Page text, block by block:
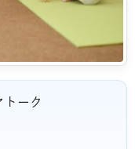
ーク